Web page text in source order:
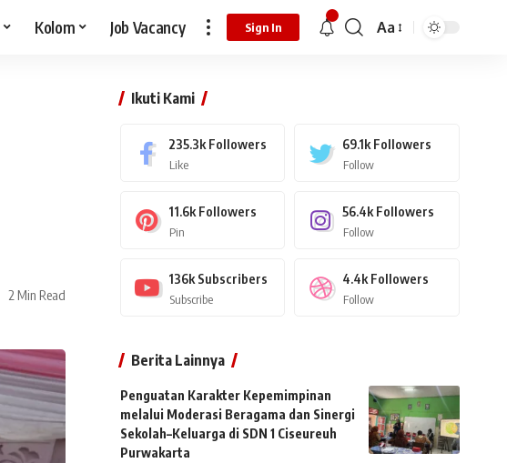
Kolom Job Vacancy Sign In Aa
2 Min Read
Ikuti Kami
235.3k Followers
Like
69.1k Followers
Follow
11.6k Followers
Pin
56.4k Followers
Follow
136k Subscribers
Subscribe
4.4k Followers
Follow
Berita Lainnya
Penguatan Karakter Kepemimpinan
melalui Moderasi Beragama dan Sinergi
Sekolah–Keluarga di SDN 1 Ciseureuh
Purwakarta